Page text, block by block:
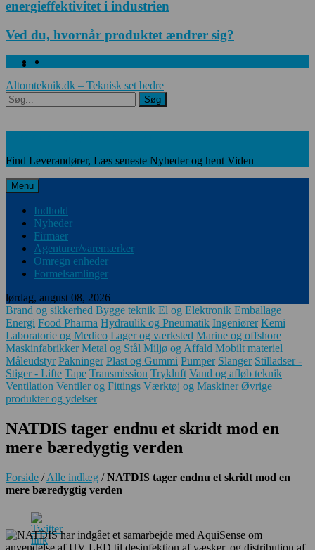
energieffektivitet i industrien
Ved du, hvornår produktet ændrer sig?
Facebook
Twitter
Altomteknik.dk – Teknisk set bedre
Søg
Søg
Find Leverandører, Læs seneste Nyheder og hent Viden
Menu
Indhold
Nyheder
Firmaer
Agenturer/varemærker
Omregn enheder
Formelsamlinger
lørdag, august 08, 2026
Brand og sikkerhed Bygge teknik El og Elektronik Emballage
Energi Food Pharma Hydraulik og Pneumatik Ingeniører Kemi
Laboratorie og Medico Lager og værksted Marine og offshore
Maskinfabrikker Metal og Stål Miljø og Affald Mobilt materiel
Måleudstyr Pakninger Plast og Gummi Pumper Slanger Stilladser -
Stiger - Lifte Tape Transmission Trykluft Vand og afløb teknik
Ventilation Ventiler og Fittings Værktøj og Maskiner Øvrige
produkter og ydelser
NATDIS tager endnu et skridt mod en
mere bæredygtig verden
Forside /Alle indlæg /NATDIS tager endnu et skridt mod en
mere bæredygtig verden